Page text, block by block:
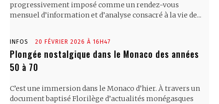
progressivement imposé comme un rendez-vous
mensuel d’information et d’analyse consacré à la vie de...
INFOS 20 FÉVRIER 2026 À 16H47
Plongée nostalgique dans le Monaco des années
50 à 70
C’est une immersion dans le Monaco d’hier. À travers un
document baptisé Florilège d’actualités monégasques